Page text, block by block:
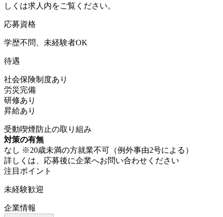
しくは求人内をご覧ください。
応募資格
学歴不問、未経験者OK
待遇
社会保険制度あり
労災完備
研修あり
昇給あり
受動喫煙防止の取り組み
対策の有無
なし ※20歳未満の方就業不可（例外事由2号による）
詳しくは、応募後に企業へお問い合わせください
注目ポイント
未経験歓迎
企業情報